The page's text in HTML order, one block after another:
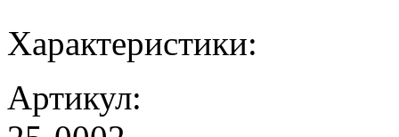
Характеристики:
Артикул: